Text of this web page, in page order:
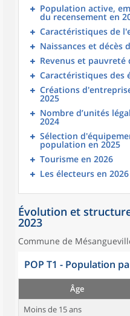
Population active,
du recensement en
Caractéristiques de
Naissances et décès
Revenus et pauvreté
Caractéristiques des
Créations
2025
Nombre d’unités
2024
Sélection
population en 2025
Tourisme en 2026
Les électeurs en 2026
Évolution et
2023
Commune de
POP T1 - Population
Âge
Moins de 15 ans